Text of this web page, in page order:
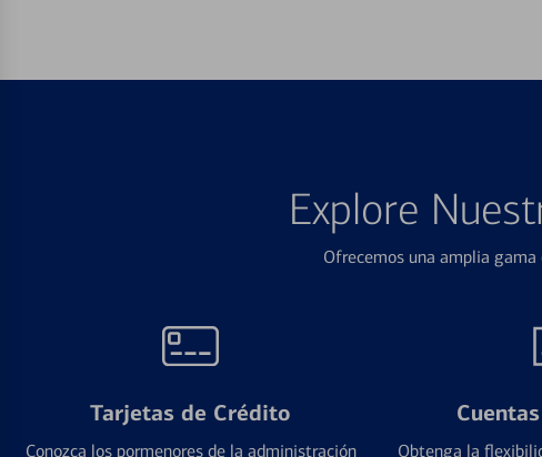
Explore
Ofrecemos una amplia gama
Tarjetas de Crédito
Conozca los pormenores de la administración Obtenga la